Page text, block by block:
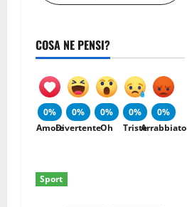
COSA NE PENSI?
0%
Amore
0%
Divertente
0%
Oh
0%
Triste
0%
Arrabbiato
Sport